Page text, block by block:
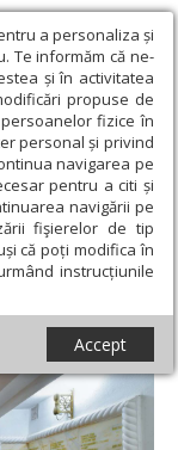
a personaliza și
Te informăm că ne-
și în activitatea
propuse de
fizice în
personal și privind
navigarea pe
pentru a citi și
navigării pe
fişierelor de tip
că poți modifica în
instrucțiunile
Accept
›